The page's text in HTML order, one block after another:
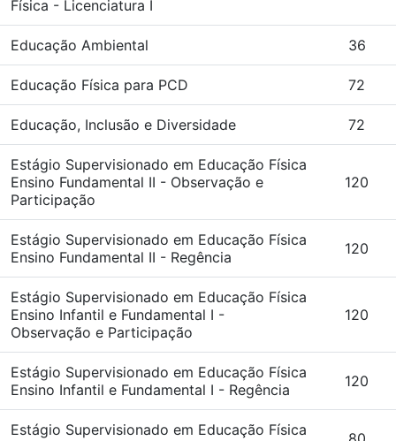
Física - Licenciatura I
Educação Ambiental 36
Educação Física para PCD 72
Educação, Inclusão e Diversidade 72
Estágio Supervisionado em Educação Física
Ensino Fundamental II - Observação e
Participação
120
Estágio Supervisionado em Educação Física
Ensino Fundamental II - Regência
120
Estágio Supervisionado em Educação Física
Ensino Infantil e Fundamental I -
Observação e Participação
120
Estágio Supervisionado em Educação Física
Ensino Infantil e Fundamental I - Regência
120
Estágio Supervisionado em Educação Física